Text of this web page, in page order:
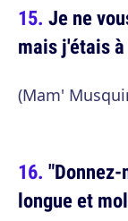
Je ne
mais j'étais
(Mam'
longue et